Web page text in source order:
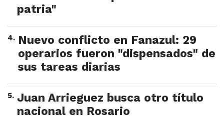
patria"
4. Nuevo conflicto en Fanazul: 29
operarios fueron "dispensados" de
sus tareas diarias
5. Juan Arrieguez busca otro título
nacional en Rosario